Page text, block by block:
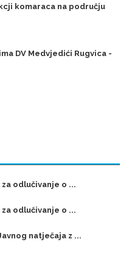
komaraca na području
DV Medvjedići Rugvica -
odlučivanje o ...
odlučivanje o ...
natječaja z ...